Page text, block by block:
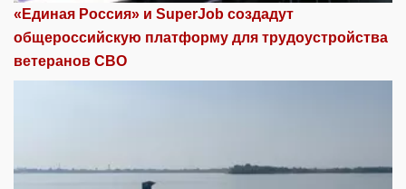
«Единая Россия» и SuperJob создадут
общероссийскую платформу для трудоустройства
ветеранов СВО